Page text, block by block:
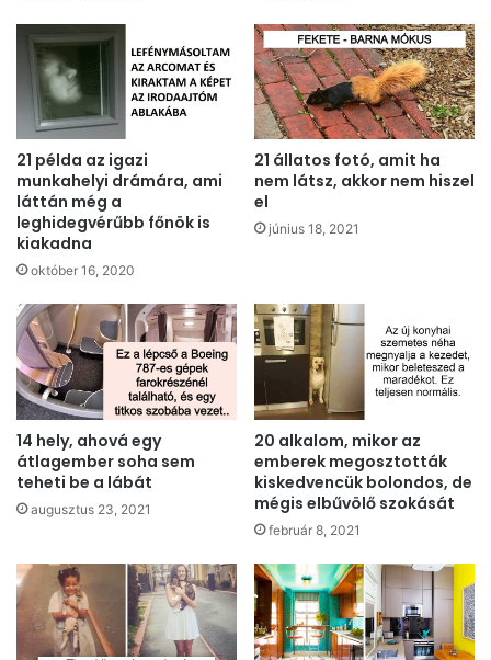
21 példa az igazi
munkahelyi drámára, ami
láttán még a
leghidegvérűbb főnök is
kiakadna
október 16, 2020
21 állatos fotó, amit ha
nem látsz, akkor nem hiszel
el
június 18, 2021
14 hely, ahová egy
átlagember soha sem
teheti be a lábát
augusztus 23, 2021
20 alkalom, mikor az
emberek megosztották
kiskedvencük bolondos, de
mégis elbűvölő szokását
február 8, 2021